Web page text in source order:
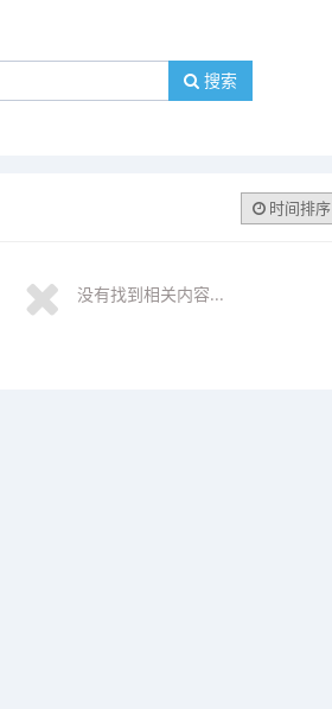
搜索
时间排序
没有找到相关内容...